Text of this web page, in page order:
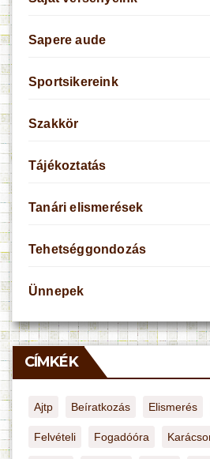
Sapere aude
Sportsikereink
Szakkör
Tájékoztatás
Tanári elismerések
Tehetséggondozás
Ünnepek
CÍMKÉK
Ajtp Beíratkozás Elismerés
Felvételi Fogadóóra